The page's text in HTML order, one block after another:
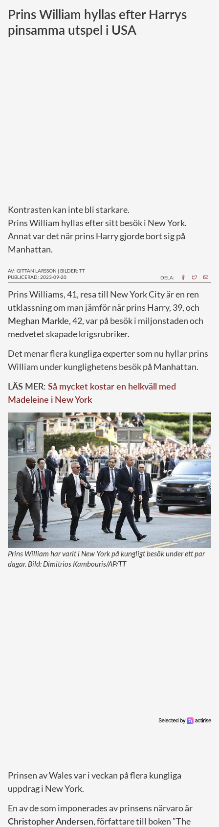
Norska kungahuset
Danska kungahuset
Prins William hyllas efter Harrys
pinsamma utspel i USA
Kontrasten kan inte bli starkare.
Prins William hyllas efter sitt besök i New York.
Annat var det när prins Harry gjorde bort sig på
Manhattan.
AV: GITTAN LARSSON | BILDER: TT
PUBLICERAD: 2023-09-20
DELA:
Prins Williams, 41, resa till New York City är en ren
utklassning om man jämför när prins Harry, 39, och
Meghan Markle, 42, var på besök i miljonstaden och
medvetet skapade krigsrubriker.
Det menar flera kungliga experter som nu hyllar prins
William under kunglighetens besök på Manhattan.
LÄS MER: Så mycket kostar en helkväll med
Madeleine i New York
Prins William har varit i New York på kungligt besök under ett par
dagar. Bild: Dimitrios Kambouris/AP/TT
Prinsen av Wales var i veckan på flera kungliga
uppdrag i New York.
En av de som imponerades av prinsens närvaro är
Christopher Andersen, författare till boken ”The